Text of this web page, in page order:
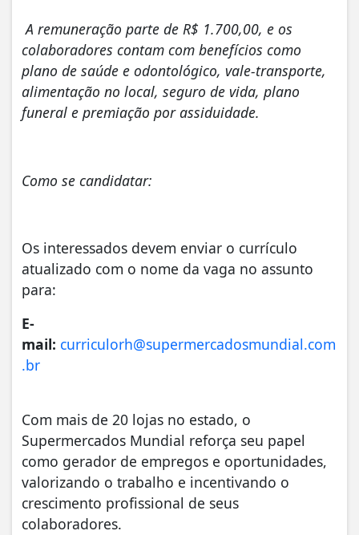
A remuneração parte de R$ 1.700,00, e os
colaboradores contam com benefícios como
plano de saúde e odontológico, vale-transporte,
alimentação no local, seguro de vida, plano
funeral e premiação por assiduidade.
Como se candidatar:
Os interessados devem enviar o currículo
atualizado com o nome da vaga no assunto
para:
E-
mail: curriculorh@supermercadosmundial.com
.br
Com mais de 20 lojas no estado, o
Supermercados Mundial reforça seu papel
como gerador de empregos e oportunidades,
valorizando o trabalho e incentivando o
crescimento profissional de seus
colaboradores.